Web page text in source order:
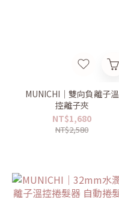
MUNICHI｜雙向負離子溫
控離子夾
NT$1,680
NT$2,580